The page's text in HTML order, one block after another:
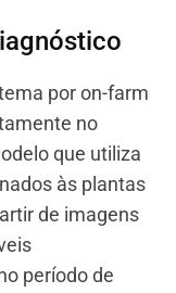
por on-farm
no
que utiliza
às plantas
de imagens
período de